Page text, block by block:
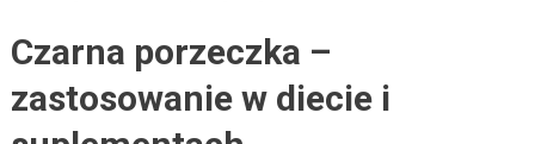
Czarna porzeczka –
zastosowanie w diecie i